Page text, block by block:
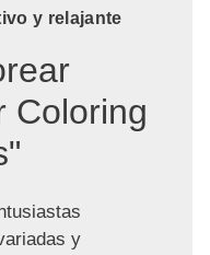
y relajante
Coloring
y